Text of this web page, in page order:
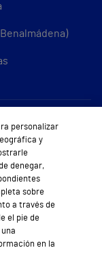
trabajo
personalizar
y
denegar,
sobre
a través de
el pie de
en la